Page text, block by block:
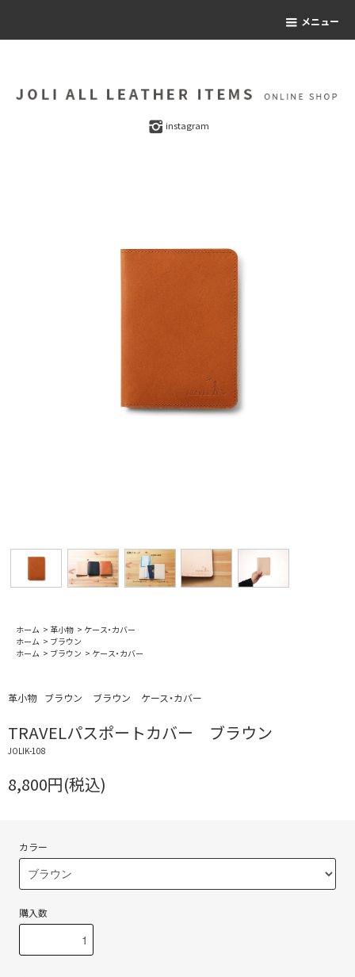
メニュー
instagram
ホーム > 革小物 > ケース・カバー
ホーム > ブラウン
ホーム > ブラウン > ケース・カバー
革小物 ブラウン ブラウン ケース・カバー
TRAVELパスポートカバー ブラウン
JOLIK-108
8,800円(税込)
カラー
購入数